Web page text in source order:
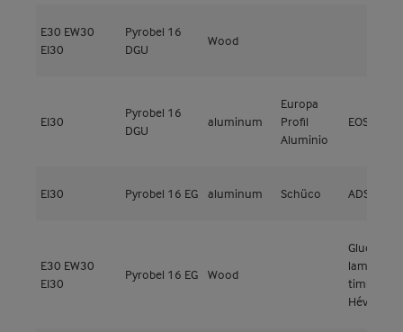
E30 EW30
EI30
Pyrobel 16
DGU
Wood
EI30
Pyrobel 16
DGU
aluminum
Europa
Profil
Aluminio
EOS 78FP
EI30 Pyrobel 16 EG aluminum Schüco ADS80
E30 EW30
EI30
Pyrobel 16 EG Wood
Glued
laminated
timber
Hévéa